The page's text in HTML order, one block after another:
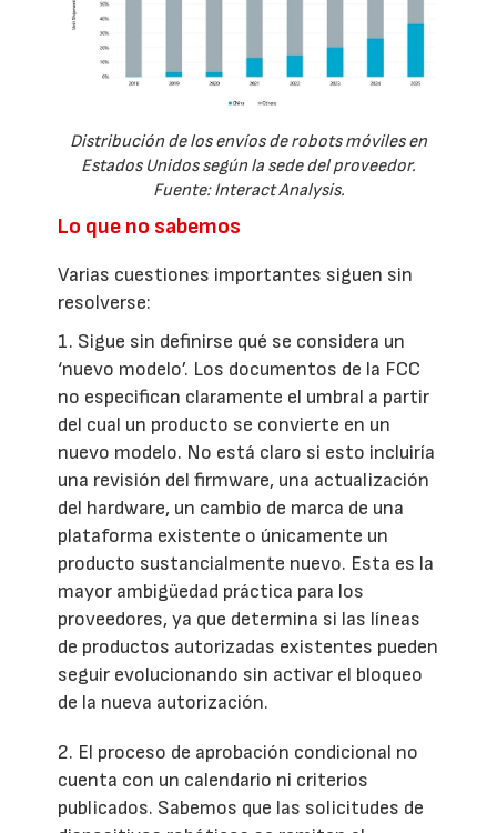
Distribución de los envíos de robots móviles en
Estados Unidos según la sede del proveedor.
Fuente: Interact Analysis.
Lo que no sabemos
Varias cuestiones importantes siguen sin
resolverse:
1. Sigue sin definirse qué se considera un
‘nuevo modelo’. Los documentos de la FCC
no especifican claramente el umbral a partir
del cual un producto se convierte en un
nuevo modelo. No está claro si esto incluiría
una revisión del firmware, una actualización
del hardware, un cambio de marca de una
plataforma existente o únicamente un
producto sustancialmente nuevo. Esta es la
mayor ambigüedad práctica para los
proveedores, ya que determina si las líneas
de productos autorizadas existentes pueden
seguir evolucionando sin activar el bloqueo
de la nueva autorización.
2. El proceso de aprobación condicional no
cuenta con un calendario ni criterios
publicados. Sabemos que las solicitudes de